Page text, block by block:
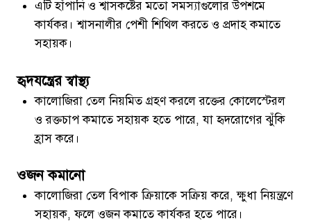
এটি হাঁপানি ও শ্বাসকষ্টের মতো সমস্যাগুলোর উপশমে
কার্যকর। শ্বাসনালীর পেশী শিথিল করতে ও প্রদাহ কমাতে
সহায়ক।
হৃদযন্ত্রের স্বাস্থ্য
কালোজিরা তেল নিয়মিত গ্রহণ করলে রক্তের কোলেস্টেরল
ও রক্তচাপ কমাতে সহায়ক হতে পারে, যা হৃদরোগের ঝুঁকি
হ্রাস করে।
ওজন কমানো
কালোজিরা তেল বিপাক ক্রিয়াকে সক্রিয় করে, ক্ষুধা নিয়ন্ত্রণে
সহায়ক, ফলে ওজন কমাতে কার্যকর হতে পারে।